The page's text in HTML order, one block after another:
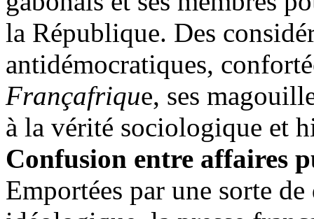
la République. Des
antidémocratiques,
Françafrique, ses
à la vérité sociologique et
Confusion entre affaires
Emportées par une sorte